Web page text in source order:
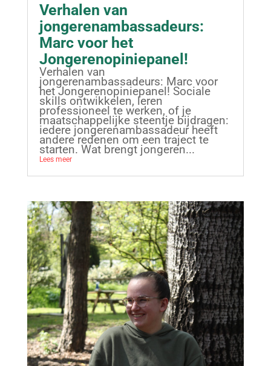
Verhalen van
jongerenambassadeurs:
Marc voor het
Jongerenopiniepanel!
Verhalen van
jongerenambassadeurs: Marc voor
het Jongerenopiniepanel! Sociale
skills ontwikkelen, leren
professioneel te werken, of je
maatschappelijke steentje bijdragen:
iedere jongerenambassadeur heeft
andere redenen om een traject te
starten. Wat brengt jongeren...
Lees meer